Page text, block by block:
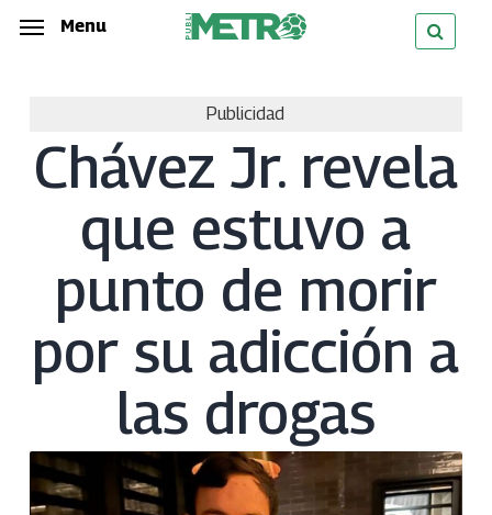
Skip
Menu
Publicidad
Chávez Jr. revela
que estuvo a
punto de morir
por su adicción a
las drogas
Menu